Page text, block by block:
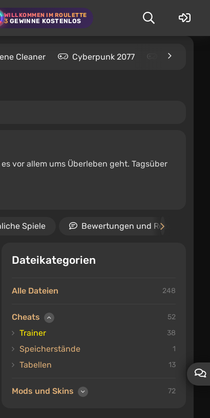
WILLKOMMEN IM ROULETTE
3 GEWINNE KOSTENLOS
Cleaner Cyberpunk 2077 Kingdom
vor allem ums Überleben geht. Tagsüber
Spiele Bewertungen und Rezensionen
Dateikategorien
Alle Dateien 248
Cheats 52
Trainer 38
Speicherstände 1
Tabellen 13
Mods und Skins 72